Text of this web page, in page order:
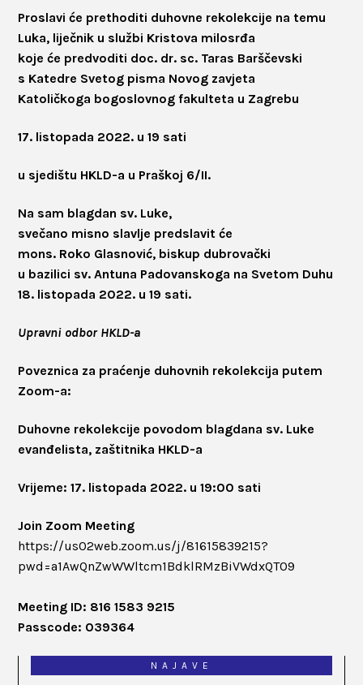
Proslavi će prethoditi duhovne rekolekcije na temu
Luka, liječnik u službi Kristova milosrđa
koje će predvoditi doc. dr. sc. Taras Barščevski
s Katedre Svetog pisma Novog zavjeta
Katoličkoga bogoslovnog fakulteta u Zagrebu
17. listopada 2022. u 19 sati
u sjedištu HKLD-a u Praškoj 6/II.
Na sam blagdan sv. Luke,
svečano misno slavlje predslavit će
mons. Roko Glasnović, biskup dubrovački
u bazilici sv. Antuna Padovanskoga na Svetom Duhu
18. listopada 2022. u 19 sati.
Upravni odbor HKLD-a
Poveznica za praćenje duhovnih rekolekcija putem
Zoom-a:
Duhovne rekolekcije povodom blagdana sv. Luke
evanđelista, zaštitnika HKLD-a
Vrijeme: 17. listopada 2022. u 19:00 sati
Join Zoom Meeting
https://us02web.zoom.us/j/81615839215?
pwd=a1AwQnZwWWltcm1BdklRMzBiVWdxQT09
Meeting ID: 816 1583 9215
Passcode: 039364
NAJAVE